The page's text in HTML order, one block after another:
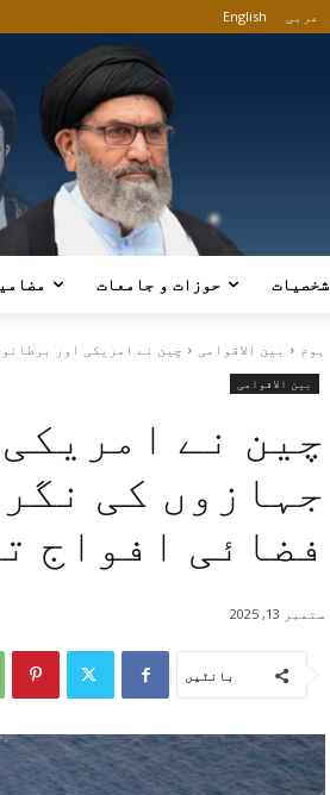
English عربی
شخصیات حوزات و جامعات
ہوم بین الاقوامی چین نے امریکی اور
بین الاقوامی
چین نے
جہازوں کی
فضائی افواج
ستمبر 13, 2025
بانٹیں